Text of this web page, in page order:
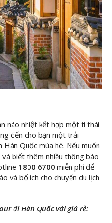
náo nhiệt kết hợp một tí thái
đến cho bạn một trải
Hàn Quốc mùa hè. Nếu muốn
biết thêm nhiều thông báo
1800 6700 miễn phí để
và bổ ích cho chuyến du lịch
đi Hàn Quốc với giá rẻ: